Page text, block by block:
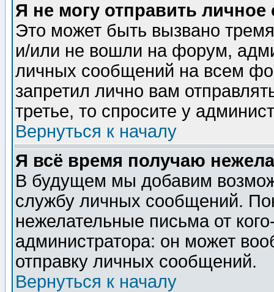
Я не могу отправить
Это может быть вызвано
и/или не вошли на форум,
личных сообщений на всем
запретил лично вам
третье, то спросите у
Вернуться к началу
Я всё время получаю
В будущем мы добавим
службу личных сообщений.
нежелательные письма от
администратора: он может
отправку личных сообщений.
Вернуться к началу